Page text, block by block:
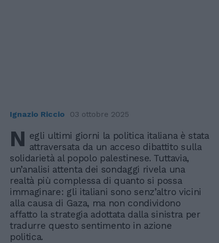
Ignazio Riccio 03 ottobre 2025
N egli ultimi giorni la politica italiana è stata
attraversata da un acceso dibattito sulla
solidarietà al popolo palestinese. Tuttavia,
un’analisi attenta dei sondaggi rivela una
realtà più complessa di quanto si possa
immaginare: gli italiani sono senz’altro vicini
alla causa di Gaza, ma non condividono
affatto la strategia adottata dalla sinistra per
tradurre questo sentimento in azione
politica.